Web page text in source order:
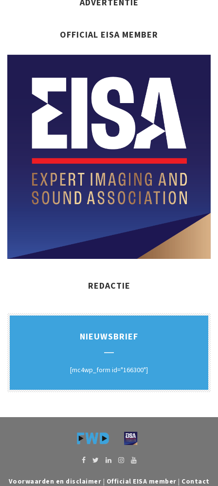
ADVERTENTIE
OFFICIAL EISA MEMBER
REDACTIE
NIEUWSBRIEF
[mc4wp_form id="166300"]
Voorwaarden en disclaimer | Official EISA member | Contact